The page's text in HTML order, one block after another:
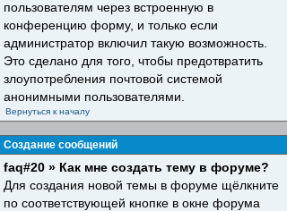
пользователям через встроенную в
конференцию форму, и только если
администратор включил такую возможность.
Это сделано для того, чтобы предотвратить
злоупотребления почтовой системой
анонимными пользователями.
Вернуться к началу
Создание сообщений
faq#20 » Как мне создать тему в форуме?
Для создания новой темы в форуме щёлкните
по соответствующей кнопке в окне форума